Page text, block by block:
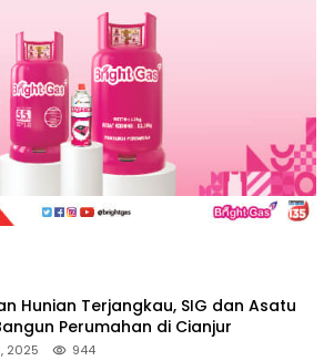
Hunian Terjangkau, SIG dan Asatu
Perumahan di Cianjur
2025 944